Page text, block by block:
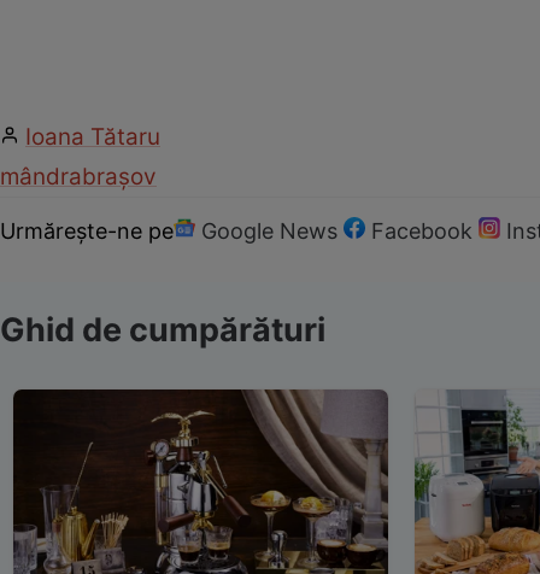
Ioana Tătaru
mândrabrașov
Urmărește-ne pe Google News Facebook
Ghid de cumpărături